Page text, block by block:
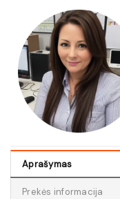
Aprašymas
Prekės informacija